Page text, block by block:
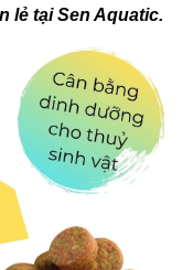
lẻ tại Sen Aquatic.